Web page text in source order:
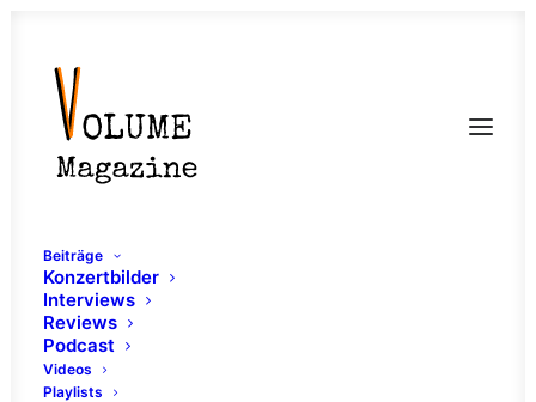
Beiträge
Konzertbilder
Interviews
Reviews
Podcast
Videos
Playlists